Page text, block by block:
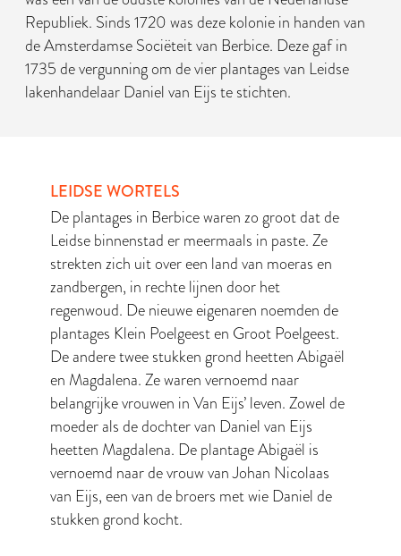
Republiek. Sinds 1720 was deze kolonie in handen van
de Amsterdamse Sociëteit van Berbice. Deze gaf in
1735 de vergunning om de vier plantages van Leidse
lakenhandelaar Daniel van Eijs te stichten.
LEIDSE WORTELS
De plantages in Berbice waren zo groot dat de
Leidse binnenstad er meermaals in paste. Ze
strekten zich uit over een land van moeras en
zandbergen, in rechte lijnen door het
regenwoud. De nieuwe eigenaren noemden de
plantages Klein Poelgeest en Groot Poelgeest.
De andere twee stukken grond heetten Abigaël
en Magdalena. Ze waren vernoemd naar
belangrijke vrouwen in Van Eijs’ leven. Zowel de
moeder als de dochter van Daniel van Eijs
heetten Magdalena. De plantage Abigaël is
vernoemd naar de vrouw van Johan Nicolaas
van Eijs, een van de broers met wie Daniel de
stukken grond kocht.